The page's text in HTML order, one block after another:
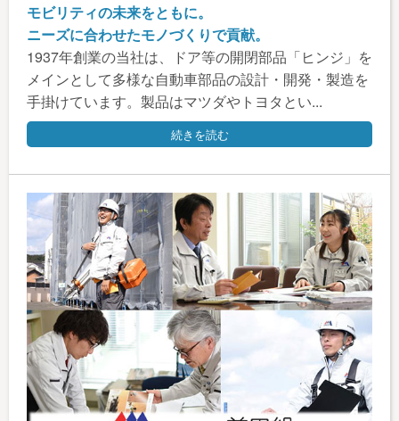
モビリティの未来をともに。
ニーズに合わせたモノづくりで貢献。
1937年創業の当社は、ドア等の開閉部品「ヒンジ」を
メインとして多様な自動車部品の設計・開発・製造を
手掛けています。製品はマツダやトヨタとい...
続きを読む